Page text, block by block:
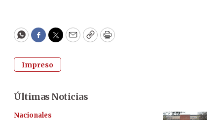
WhatsApp
Facebook
Twitter
EmailCopyPrint
Impreso
Últimas Noticias
Nacionales